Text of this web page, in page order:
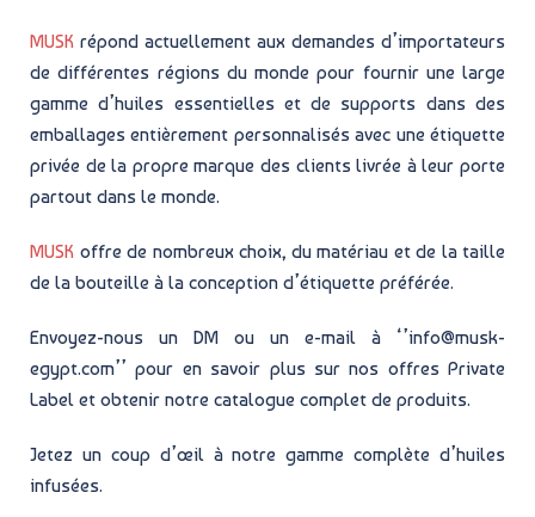
MUSK répond actuellement aux demandes d’importateurs
de différentes régions du monde pour fournir une large
gamme d’huiles essentielles et de supports dans des
emballages entièrement personnalisés avec une étiquette
privée de la propre marque des clients livrée à leur porte
partout dans le monde.
MUSK offre de nombreux choix, du matériau et de la taille
de la bouteille à la conception d’étiquette préférée.
Envoyez-nous un DM ou un e-mail à ‘’info@musk-
egypt.com’’ pour en savoir plus sur nos offres Private
Label et obtenir notre catalogue complet de produits.
Jetez un coup d’œil à notre gamme complète d’huiles
infusées.